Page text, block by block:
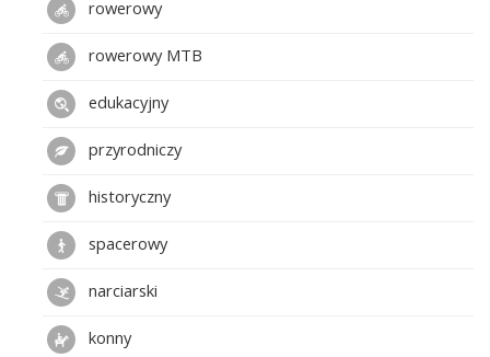
rowerowy
rowerowy MTB
edukacyjny
przyrodniczy
historyczny
spacerowy
narciarski
konny